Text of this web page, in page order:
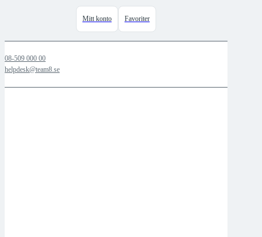
Mitt konto Favoriter
08-509 000 00
helpdesk@team8.se